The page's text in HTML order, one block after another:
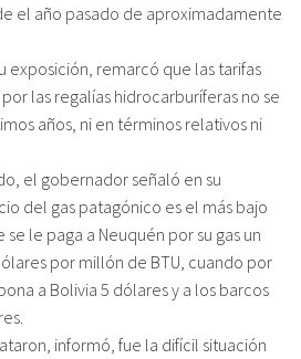
el año pasado de aproximadamente
exposición, remarcó que las tarifas
las regalías hidrocarburíferas no se
años, ni en términos relativos ni
el gobernador señaló en su
del gas patagónico es el más bajo
le paga a Neuquén por su gas un
por millón de BTU, cuando por
a Bolivia 5 dólares y a los barcos
informó, fue la difícil situación